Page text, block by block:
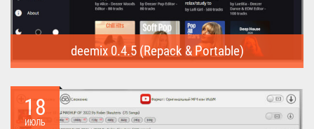
deemix 0.4.5 (Repack & Portable)
треки...
18
ИЮЛЬ